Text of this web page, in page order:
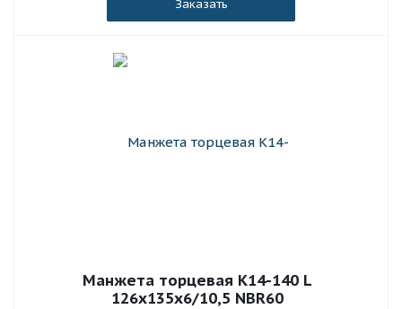
Заказать
Манжета торцевая К14-140 L
126x135x6/10,5 NBR60